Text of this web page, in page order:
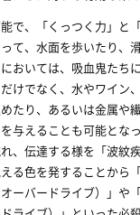
で、「くっつく力」と
て、水面を歩いたり、
おいては、吸血鬼たち
けでなく、水やワイン
たり、あるいは金属や
与えることも可能とな
、伝達する様を「波紋
る色を発することから
オーバードライブ）」や